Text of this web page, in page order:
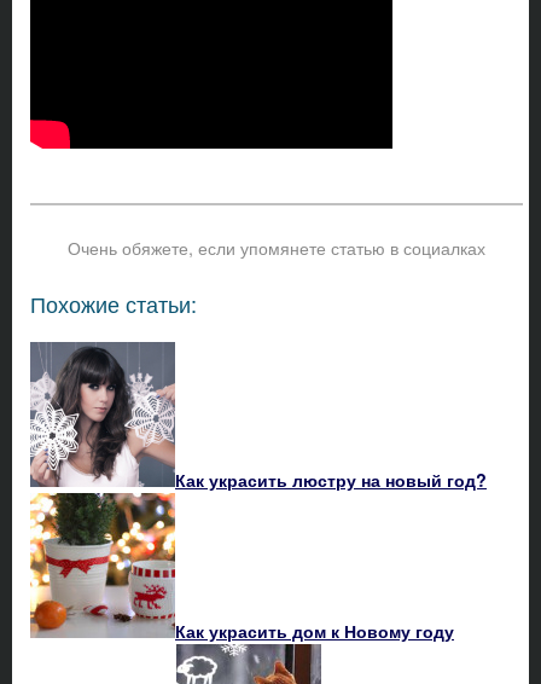
Очень обяжете, если упомянете статью в социалках
Похожие статьи:
Как украсить люстру на новый год?
Как украсить дом к Новому году